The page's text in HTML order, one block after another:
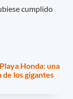
cumplido
Honda: una
los gigantes